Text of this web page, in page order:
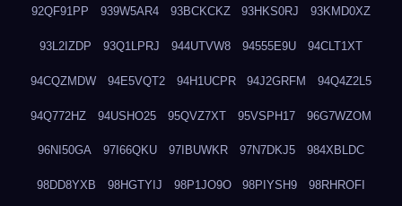
92QF91PP 939W5AR4 93BCKCKZ 93HKS0RJ 93KMD0XZ
93L2IZDP 93Q1LPRJ 944UTVW8 94555E9U 94CLT1XT
94CQZMDW 94E5VQT2 94H1UCPR 94J2GRFM 94Q4Z2L5
94Q772HZ 94USHO25 95QVZ7XT 95VSPH17 96G7WZOM
96NI50GA 97I66QKU 97IBUWKR 97N7DKJ5 984XBLDC
98DD8YXB 98HGTYIJ 98P1JO9O 98PIYSH9 98RHROFI